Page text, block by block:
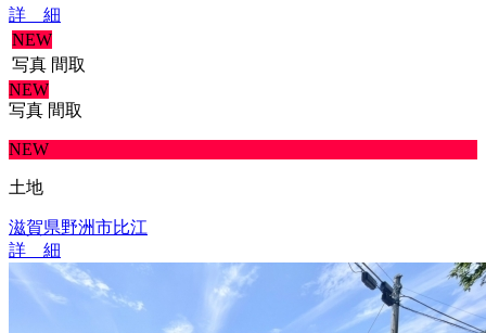
詳 細
NEW
写真 間取
NEW
写真 間取
NEW
土地
滋賀県野洲市比江
詳 細